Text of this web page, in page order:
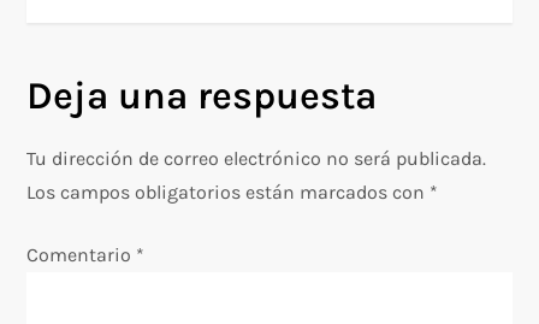
g
a
Deja una respuesta
Tu dirección de correo electrónico no será publicada.
Los campos obligatorios están marcados con *
Comentario *